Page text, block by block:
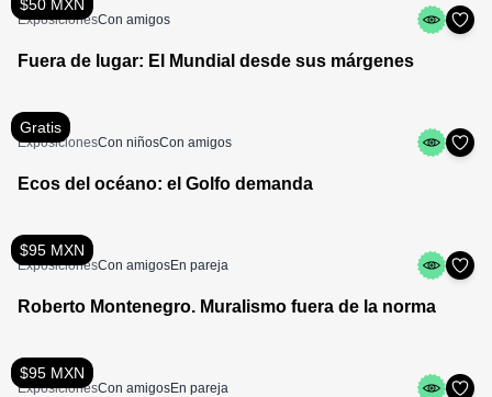
$50 MXN
ExposicionesCon amigos
Fuera de lugar: El Mundial desde sus márgenes
Gratis
ExposicionesCon niñosCon amigos
Ecos del océano: el Golfo demanda
$95 MXN
ExposicionesCon amigosEn pareja
Roberto Montenegro. Muralismo fuera de la norma
$95 MXN
ExposicionesCon amigosEn pareja